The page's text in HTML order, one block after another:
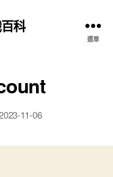
科
選單
11-06